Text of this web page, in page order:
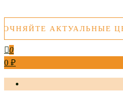
АКТУАЛЬНЫЕ
0
0 ₽